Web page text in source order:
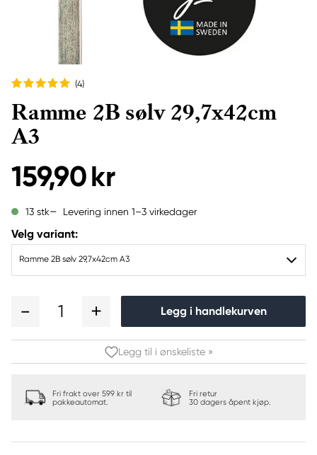
(4)
Ramme 2B sølv 29,7x42cm
A3
159,90 kr
13 stk Levering innen 1–3 virkedager
Velg variant:
Ramme 2B sølv 29,7x42cm A3
1 Legg i handlekurven
Legg til i ønskeliste »
Fri frakt over 599 kr til
pakkeautomat.
Fri retur
30 dagers åpent kjøp.